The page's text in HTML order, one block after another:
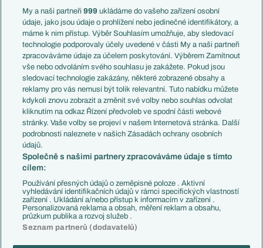
Témata
Představení týmů MS
EuroSkauting
PL v kostce
Evropské koeficienty
Přestupy
Přestupové spekulace
Zranění
Kluby
Arsenal FC
Chelsea FC
Manchester United
AC Milán
Juventus FC
Bayern Mnichov
FC Barcelona
Real Madrid
Francie
Itálie
Německo
Španělsko
Argentina
Brazílie
Přestupy
Zápasy
Livescore
Tipovací soutěž
My a naši partneři999 ukládáme do vašeho zařízení osobní
údaje, jako jsou údaje o prohlížení nebo jedinečné identifikátory, a
máme k nim přístup. Výběr Souhlasím umožňuje, aby sledovací
technologie podporovaly účely uvedené v části My a naši partneři
zpracováváme údaje za účelem poskytování. Výběrem Zamítnout
vše nebo odvoláním svého souhlasu je zakážete. Pokud jsou
sledovací technologie zakázány, některé zobrazené obsahy a
reklamy pro vás nemusí být tolik relevantní. Tuto nabídku můžete
kdykoli znovu zobrazit a změnit své volby nebo souhlas odvolat
kliknutím na odkaz Řízení předvoleb ve spodní části webové
stránky. Vaše volby se projeví v našem Internetová stránka. Další
podrobnosti naleznete v našich Zásadách ochrany osobních
údajů.
Společně s našimi partnery zpracováváme údaje s tímto
cílem:
Používání přesných údajů o zeměpisné poloze . Aktivní
vyhledávání identifikačních údajů v rámci specifických vlastností
zařízení . Ukládání a/nebo přístup k informacím v zařízení .
Personalizovaná reklama a obsah, měření reklam a obsahu,
průzkum publika a rozvoj služeb .
Seznam partnerů (dodavatelů)